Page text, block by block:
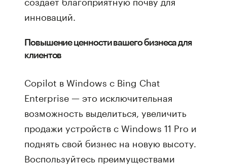
инноваций.
Повышение ценности вашего бизнеса для
клиентов
Copilot в Windows с Bing Chat
Enterprise — это исключительная
возможность выделиться, увеличить
продажи устройств с Windows 11 Pro и
поднять свой бизнес на новую высоту.
Воспользуйтесь преимуществами